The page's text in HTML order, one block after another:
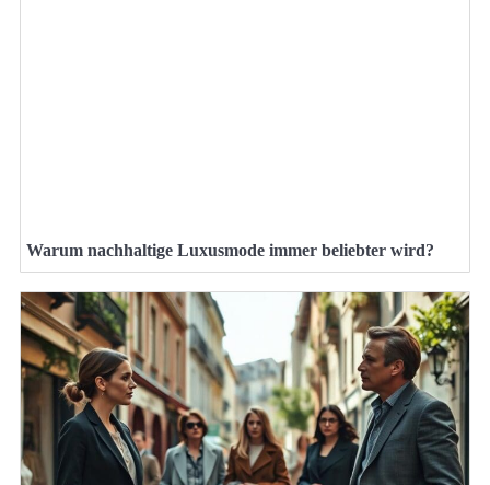
Warum nachhaltige Luxusmode immer beliebter wird?